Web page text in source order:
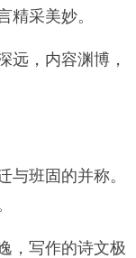
采美妙。
，内容渊博，
班固的并称。
写作的诗文极